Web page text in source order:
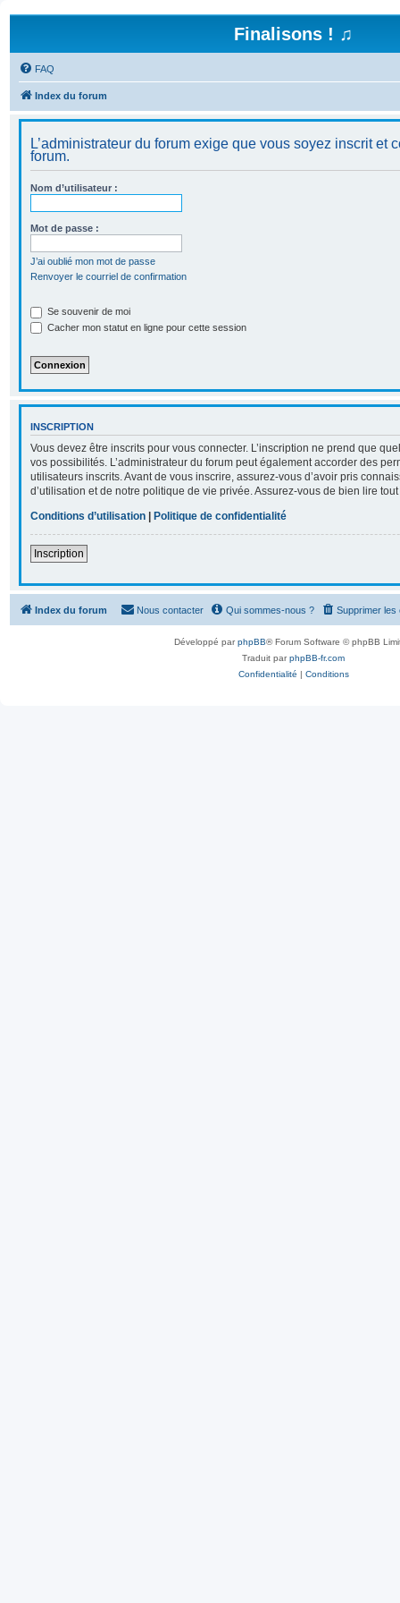
Finalisons ! ♫
FAQ
Index du forum
L’administrateur du forum exige que vous soyez inscrit et
forum.
Nom d’utilisateur :
Mot de passe :
J’ai oublié mon mot de passe
Renvoyer le courriel de confirmation
Se souvenir de moi
Cacher mon statut en ligne pour cette session
INSCRIPTION
Vous devez être inscrits pour vous connecter. L’inscription ne prend que
vos possibilités. L’administrateur du forum peut également accorder des
utilisateurs inscrits. Avant de vous inscrire, assurez-vous d’avoir pris
d’utilisation et de notre politique de vie privée. Assurez-vous de bien lire
Conditions d’utilisation | Politique de confidentialité
Inscription
Index du forum Supprimer les
Qui sommes-nous ?
Nous contacter
Développé parphpBB® Forum Software © phpBB
Traduit parphpBB-fr.com
Confidentialité | Conditions